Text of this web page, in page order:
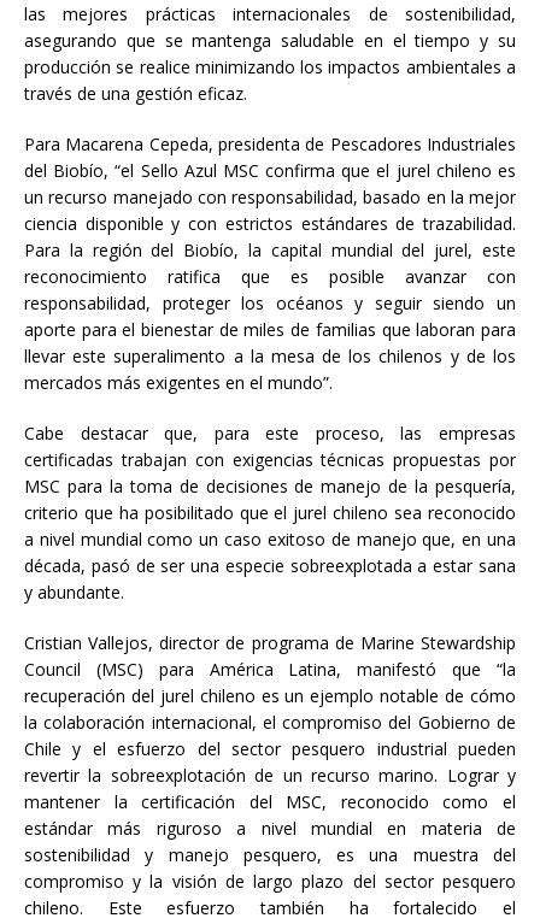
las mejores prácticas internacionales de sostenibilidad,
asegurando que se mantenga saludable en el tiempo y su
producción se realice minimizando los impactos ambientales a
través de una gestión eficaz.
Para Macarena Cepeda, presidenta de Pescadores Industriales
del Biobío, “el Sello Azul MSC confirma que el jurel chileno es
un recurso manejado con responsabilidad, basado en la mejor
ciencia disponible y con estrictos estándares de trazabilidad.
Para la región del Biobío, la capital mundial del jurel, este
reconocimiento ratifica que es posible avanzar con
responsabilidad, proteger los océanos y seguir siendo un
aporte para el bienestar de miles de familias que laboran para
llevar este superalimento a la mesa de los chilenos y de los
mercados más exigentes en el mundo”.
Cabe destacar que, para este proceso, las empresas
certificadas trabajan con exigencias técnicas propuestas por
MSC para la toma de decisiones de manejo de la pesquería,
criterio que ha posibilitado que el jurel chileno sea reconocido
a nivel mundial como un caso exitoso de manejo que, en una
década, pasó de ser una especie sobreexplotada a estar sana
y abundante.
Cristian Vallejos, director de programa de Marine Stewardship
Council (MSC) para América Latina, manifestó que “la
recuperación del jurel chileno es un ejemplo notable de cómo
la colaboración internacional, el compromiso del Gobierno de
Chile y el esfuerzo del sector pesquero industrial pueden
revertir la sobreexplotación de un recurso marino. Lograr y
mantener la certificación del MSC, reconocido como el
estándar más riguroso a nivel mundial en materia de
sostenibilidad y manejo pesquero, es una muestra del
compromiso y la visión de largo plazo del sector pesquero
chileno. Este esfuerzo también ha fortalecido el